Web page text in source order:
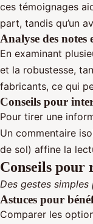
ces témoignages
part, tandis qu’un
Analyse des
En examinant
et la robustesse,
fabricants, ce qui
Conseils pour
Pour tirer une
Un commentaire
de sol) affine la
Conseils pour
Des gestes
Astuces pour
Comparer les